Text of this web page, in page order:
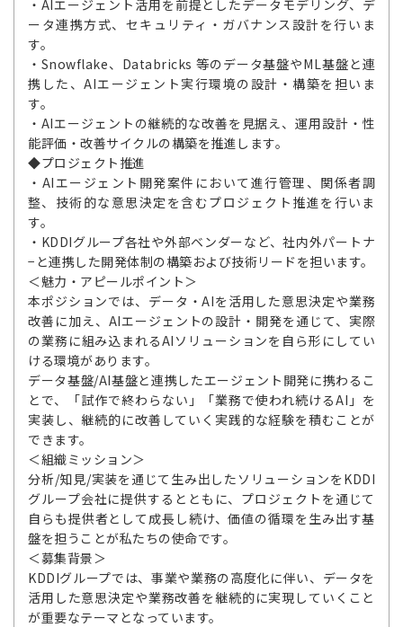
・AIエージェント活用を前提としたデータモデリング、デ
ータ連携方式、セキュリティ・ガバナンス設計を行いま
す。
・Snowflake、Databricks 等のデータ基盤やML基盤と連
携した、AIエージェント実行環境の設計・構築を担いま
す。
・AIエージェントの継続的な改善を見据え、運用設計・性
能評価・改善サイクルの構築を推進します。
◆プロジェクト推進
・AIエージェント開発案件において進行管理、関係者調
整、技術的な意思決定を含むプロジェクト推進を行いま
す。
・KDDIグループ各社や外部ベンダーなど、社内外パートナ
−と連携した開発体制の構築および技術リードを担います。
＜魅力・アピールポイント＞
本ポジションでは、データ・AIを活用した意思決定や業務
改善に加え、AIエージェントの設計・開発を通じて、実際
の業務に組み込まれるAIソリューションを自ら形にしてい
ける環境があります。
データ基盤/AI基盤と連携したエージェント開発に携わるこ
とで、「試作で終わらない」「業務で使われ続けるAI」を
実装し、継続的に改善していく実践的な経験を積むことが
できます。
＜組織ミッション＞
分析/知見/実装を通じて生み出したソリューションをKDDI
グループ会社に提供するとともに、プロジェクトを通じて
自らも提供者として成長し続け、価値の循環を生み出す基
盤を担うことが私たちの使命です。
＜募集背景＞
KDDIグループでは、事業や業務の高度化に伴い、データを
活用した意思決定や業務改善を継続的に実現していくこと
が重要なテーマとなっています。